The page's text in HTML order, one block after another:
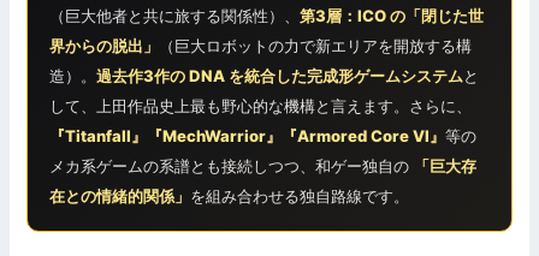
（巨大他者と共に旅する関係性）、第3層：ICO の「閉じた世
界からの脱出」
（巨大ロボットの力で新エリアを開放する構
造）。過去作3作の DNA を統合した完成形ゲームシステムと
して、上田作品史上最も野心的な機構と言えます。さらに、
『Titanfall』『MechWarrior』『Armored Core VI』等の
メカ系ゲームの系譜とも接続しつつ、和ゲー独自の
「巨大存
在との情緒的関係」 を組み合わせる独自路線です。